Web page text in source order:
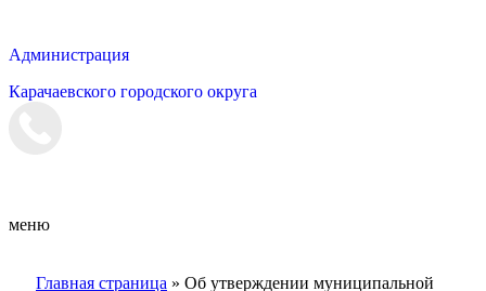
Администрация
Карачаевского городского округа
меню
Главная страница » Об утверждении муниципальной